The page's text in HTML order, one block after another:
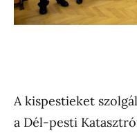
A kispestieket
a Dél-pesti